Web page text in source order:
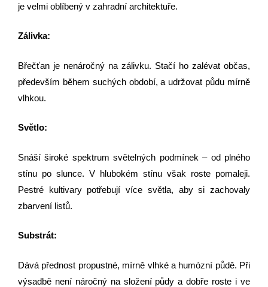
je velmi oblíbený v zahradní architektuře.
Zálivka:
Břečťan je nenáročný na zálivku. Stačí ho zalévat občas,
především během suchých období, a udržovat půdu mírně
vlhkou.
Světlo:
Snáší široké spektrum světelných podmínek – od plného
stínu po slunce. V hlubokém stínu však roste pomaleji.
Pestré kultivary potřebují více světla, aby si zachovaly
zbarvení listů.
Substrát:
Dává přednost propustné, mírně vlhké a humózní půdě. Při
výsadbě není náročný na složení půdy a dobře roste i ve